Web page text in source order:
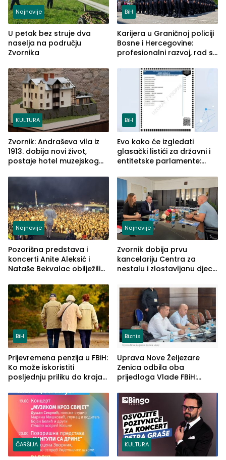
Najnovije
U petak bez struje dva
naselja na području
Zvornika
BiH
Karijera u Graničnoj policiji
Bosne i Hercegovine:
profesionalni razvoj, rad sa
služba građanima
KULTURA
Zvornik: Andraševa vila iz
1913. dobija novi život,
postaje hotel muzejskog
BiH
Evo kako će izgledati
glasački listići za državni i
entitetske parlamente:
vidljive na njima
Najnovije
Pozorišna predstava i
koncerti Anite Aleksić i
Nataše Bekvalac obilježili
ljeta (FOTO)
Najnovije
Zvornik dobija prvu
kancelariju Centra za
nestalu i zlostavljanu djecu
BiH
Prijevremena penzija u FBiH:
Ko može iskoristiti
posljednju priliku do kraja
Biznis
Uprava Nove Željezare
Zenica odbila oba
prijedloga Vlade FBiH:
rješenje
ČARŠIJA KULTURA